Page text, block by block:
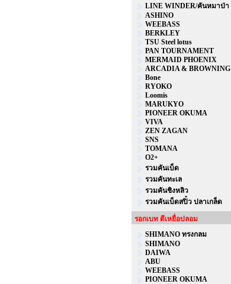
LINE WINDER/คันหมาป่า
ASHINO
WEEBASS
BERKLEY
TSU Steel lotus
PAN TOURNAMENT
MERMAID PHOENIX
ARCADIA & BROWNING
Bone
RYOKO
Loomis
MARUKYO
PIONEER OKUMA
VIVA
ZEN ZAGAN
SNS
TOMANA
O2+
รวมคันเบ็ด
รวมคันทะเล
รวมคันชิงหลิว
รวมคันเบ็ดสปิ๋ว ปลาเกล็ด
รอกเบท ตีเหยื่อปลอม
SHIMANO ทรงกลม
SHIMANO
DAIWA
ABU
WEEBASS
PIONEER OKUMA